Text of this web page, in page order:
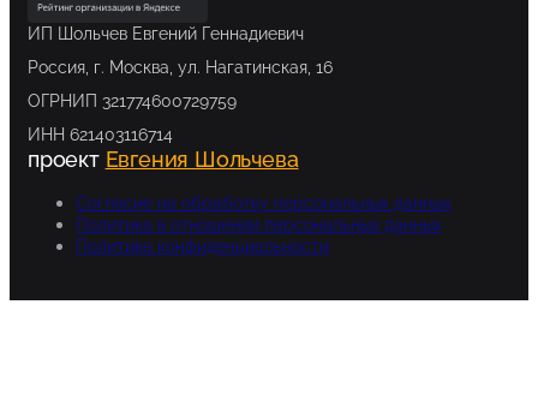
ИП Шольчев Евгений Геннадиевич
Россия, г. Москва, ул. Нагатинская, 16
ОГРНИП 321774600729759
ИНН 621403116714
проект Евгения Шольчева
Согласие на обработку персональных данных
Политика в отношении персональных данных
Политика конфиденциальности